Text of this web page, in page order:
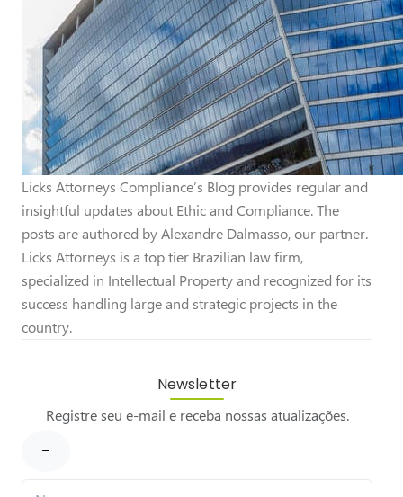
Licks Attorneys Compliance’s Blog provides regular and
insightful updates about Ethic and Compliance. The
posts are authored by Alexandre Dalmasso, our partner.
Licks Attorneys is a top tier Brazilian law firm,
specialized in Intellectual Property and recognized for its
success handling large and strategic projects in the
country.
Newsletter
Registre seu e-mail e receba nossas atualizações.